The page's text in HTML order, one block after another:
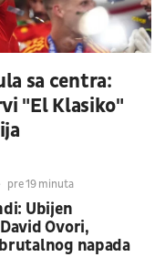
sa centra:
"El Klasiko"
pre 19 minuta
Ubijen
Ovori,
napada